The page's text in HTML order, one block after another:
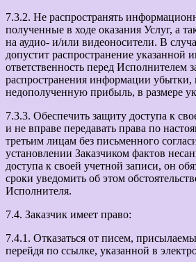
7.3.2. Не распространять
полученные в ходе оказания Услуг, а
на аудио- и/или видеоносители. В
допустит распространение указанной
ответственность перед Исполнителем
распространения информации убытки,
недополученную прибыль, в размере
7.3.3. Обеспечить защиту доступа к
и не вправе передавать права по
третьим лицам без письменного
установлении Заказчиком фактов
доступа к своей учетной записи, он
сроки уведомить об этом
Исполнителя.
7.4. Заказчик имеет право:
7.4.1. Отказаться от писем,
перейдя по ссылке, указанной в